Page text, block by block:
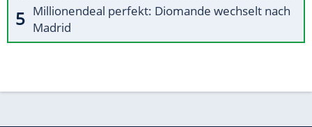
Millionendeal perfekt: Diomande wechselt nach
Madrid